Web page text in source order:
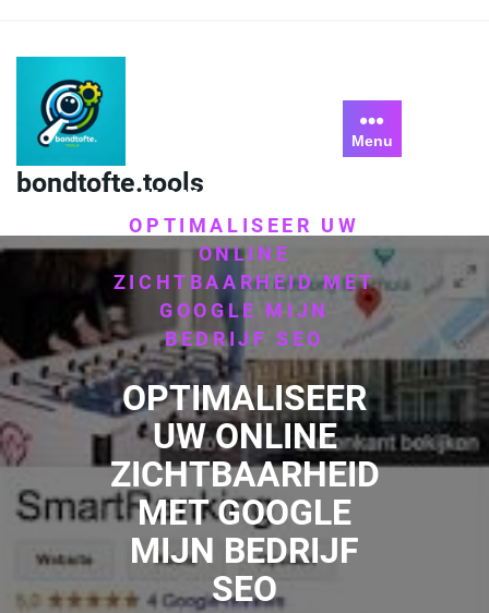
content
bondtofte.tools
Menu
HOME
OPTIMALISEER UW
ONLINE
ZICHTBAARHEID MET
GOOGLE MIJN
BEDRIJF SEO
OPTIMALISEER
UW ONLINE
ZICHTBAARHEID
MET GOOGLE
MIJN BEDRIJF
SEO